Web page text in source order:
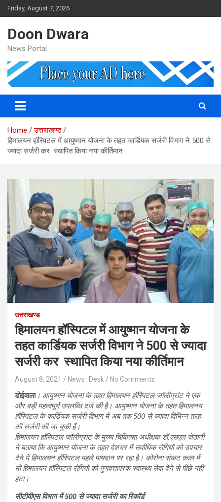
Skip
to
Friday, August 7, 2026
Doon Dwara
News Portal
Home
उत्तराखण्ड
हिमालयन हॉस्पिटल में आयुष्मान योजना के तहत कार्डियक सर्जरी विभाग ने 500 से
ज्यादा सर्जरी कर स्थापित किया नया कीर्तिमान
उत्तराखण्ड
हिमालयन हॉस्पिटल में आयुष्मान योजना के
तहत कार्डियक सर्जरी विभाग ने 500 से ज्यादा
सर्जरी कर स्थापित किया नया कीर्तिमान
August 8, 2021 News_Desk No Comments
डोईवाला। आयुष्मान योजना के तहत हिमालयन हॉस्पिटल जॉलीग्रांट ने एक
और बड़ी महत्वपूर्ण उपलब्धि दर्ज की है। आयुष्मान योजना के तहत हिमालनय
हॉस्पिटल के कार्डियक सर्जरी विभाग में अब तक 500 से ज्यादा विभिन्न तरह
की सर्जरी की जा चुकी हैं।
हिमालयन हॉस्पिटल जॉलीग्रांट के मुख्य चिकित्सा अधीक्षक डॉ.एसएल जेठानी
ने बताया कि आयुष्मान योजना के तहत देशभर में सर्वाधिक रोगियों को उपचार
देने में हिमालयन हॉस्पिटल पहले पायदान पर रहा है। कोरोना संकट काल में
भी हिमालयन हॉस्पिटल रोगियों को गुणवत्तापरक स्वास्थ्य सेवा देने से पीछे नहीं
हटा।
सीटीवीएस विभाग में 500 से ज्यादा सर्जरी का रिकॉर्ड